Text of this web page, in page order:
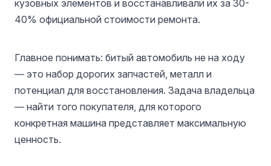
кузовных элементов и восстанавливали их за 30-
40% официальной стоимости ремонта.
Главное понимать: битый автомобиль не на ходу
— это набор дорогих запчастей, металл и
потенциал для восстановления. Задача владельца
— найти того покупателя, для которого
конкретная машина представляет максимальную
ценность.